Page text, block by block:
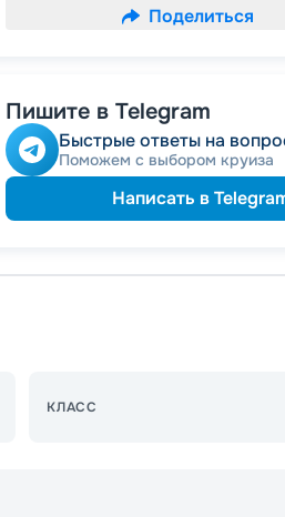
Поделиться
Пишите в Telegram
Быстрые ответы на
Поможем с выбором круиза
Написать в
КЛАСС